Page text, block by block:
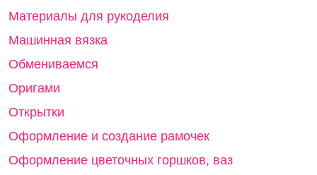
Материалы для рукоделия
Машинная вязка
Обмениваемся
Оригами
Открытки
Оформление и создание рамочек
Оформление цветочных горшков, ваз